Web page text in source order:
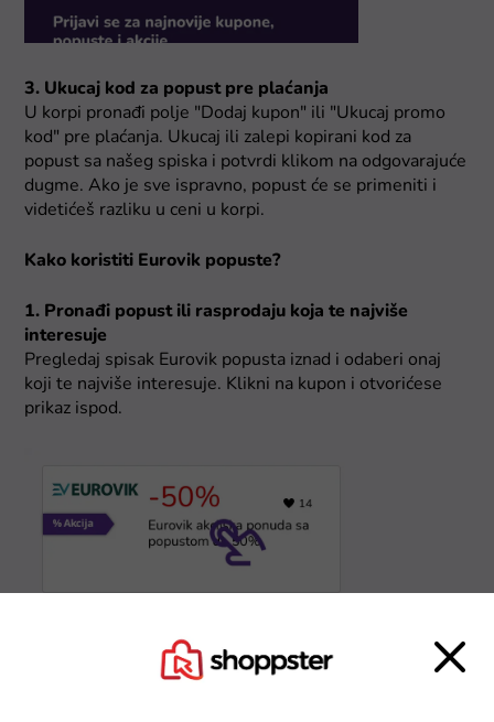
3. Ukucaj kod za popust pre plaćanja
U korpi pronađi polje "Dodaj kupon" ili "Ukucaj promo
kod" pre plaćanja. Ukucaj ili zalepi kopirani kod za
popust sa našeg spiska i potvrdi klikom na odgovarajuće
dugme. Ako je sve ispravno, popust će se primeniti i
videtićeš razliku u ceni u korpi.
Kako koristiti Eurovik popuste?
1. Pronađi popust ili rasprodaju koja te najviše
interesuje
Pregledaj spisak Eurovik popusta iznad i odaberi onaj
koji te najviše interesuje. Klikni na kupon i otvorićese
prikaz ispod.
2. Klikni na popust
Klikni na "Idi u prodavnicu" i bićeš preusmeren na